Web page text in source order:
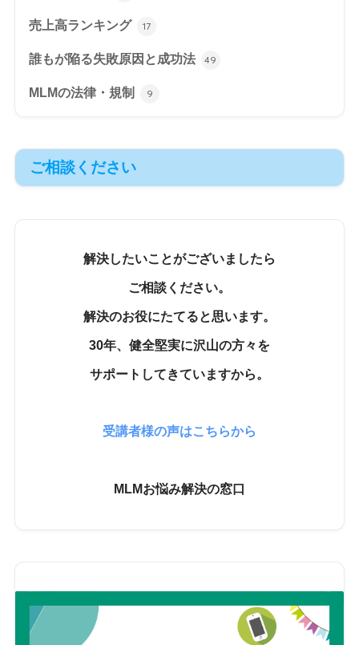
売上高ランキング 17
誰もが陥る失敗原因と成功法 49
MLMの法律・規制 9
ご相談ください
解決したいことがございましたら
ご相談ください。
解決のお役にたてると思います。
30年、健全堅実に沢山の方々を
サポートしてきていますから。
受講者様の声はこちらから
MLMお悩み解決の窓口